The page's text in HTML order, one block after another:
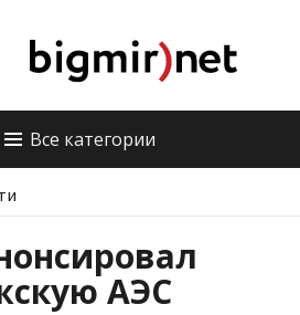
Все категории
АЭС